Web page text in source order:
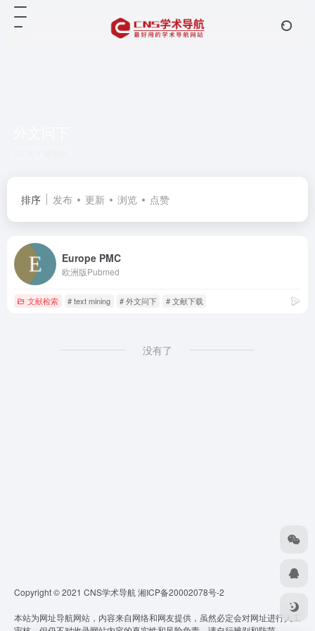
排序 发布 更新 浏览 点赞
Europe PMC
欧洲版Pubmed
文献检索 # text mining # 外文问下 # 文献下载
没有了
Copyright © 2021 CNS学术导航湘ICP备20002078号-2
本站为网址导航网站，内容来自网络和网友提供，虽然必定会对网址进行人工